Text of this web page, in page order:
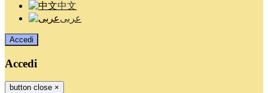
中文
عربى
Accedi
Accedi
button close ×